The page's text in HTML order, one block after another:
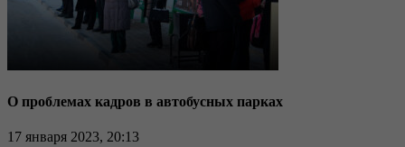
О проблемах кадров в автобусных парках
17 января 2023, 20:13